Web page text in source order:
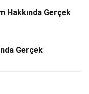
Hakkında Gerçek
Gerçek